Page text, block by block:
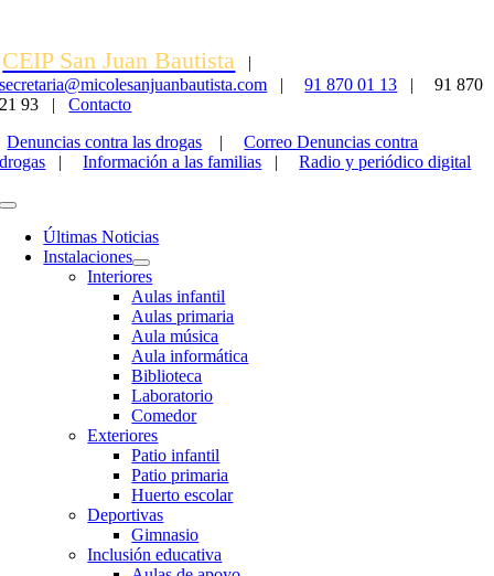
contenido
CEIP San Juan Bautista |
secretaria@micolesanjuanbautista.com | 91 870 01 13 |
91 870
21 93 |Contacto
Denuncias contra las drogas |
Correo Denuncias contra
drogas | Información a las familias | Radio y periódico digital
Toggle
NavigationÚltimas Noticias
Instalaciones
Interiores
Aulas infantil
Aulas primaria
Aula música
Aula informática
Biblioteca
Laboratorio
Comedor
Exteriores
Patio infantil
Patio primaria
Huerto escolar
Deportivas
Gimnasio
Inclusión educativa